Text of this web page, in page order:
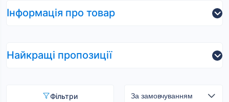
Інформація про товар
Найкращі пропозиції
Фільтри